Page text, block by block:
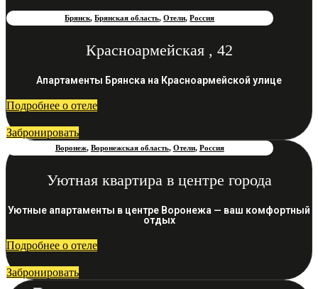
Брянск,Брянская область,Отели,Россия
Красноармейская , 42
Апартаменты Брянска на Красноармейской улице
Подробнее о отеле
Забронировать
Воронеж, Воронежская область, Отели, Россия
Уютная квартира в центре города
Уютные апартаменты в центре Воронежа — ваш комфортный
отдых
Подробнее о отеле
Забронировать